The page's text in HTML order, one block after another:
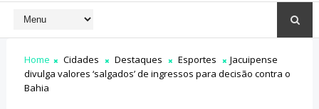
Home Cidades Destaques Esportes
Jacuipense
divulga valores ‘salgados’ de ingressos para decisão contra o
Bahia